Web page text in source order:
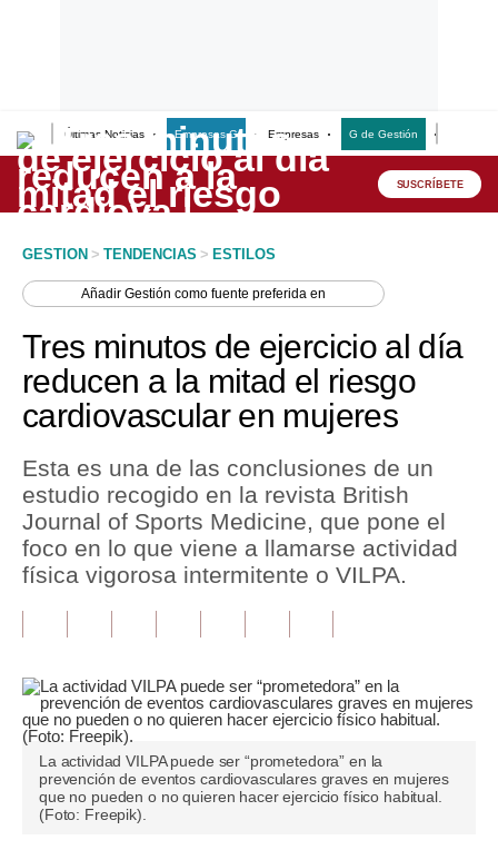
Últimas Noticias Empresas G Empresas G de Gestión
Lo último
Peru Quiosco
Economía
Mercados
Política
Tu Dinero
Finanzas Personales
Opinión
Editorial
Pregunta de hoy
SUSCRÍBETE
GESTION > TENDENCIAS > ESTILOS
AñadirGestión como fuente preferida en
Tres minutos de ejercicio al día
reducen a la mitad el riesgo
cardiovascular en mujeres
Esta es una de las conclusiones de un
estudio recogido en la revista British
Journal of Sports Medicine, que pone el
foco en lo que viene a llamarse actividad
física vigorosa intermitente o VILPA.
La actividad VILPA puede ser “prometedora” en la
prevención de eventos cardiovasculares graves en mujeres
que no pueden o no quieren hacer ejercicio físico habitual.
(Foto: Freepik).